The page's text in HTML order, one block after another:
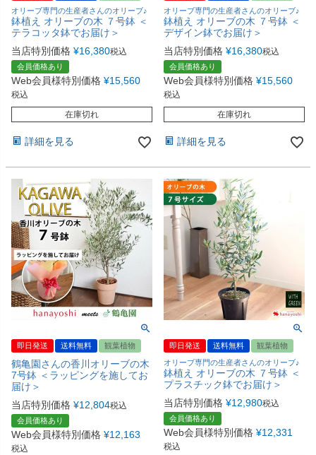
オリーブ専門の生産者さんのオリーブ♪
鉢植え オリーブの木 ７号鉢 ＜
テラコッタ鉢でお届け＞
当店特別価格 ¥16,380税込
会員価格あり
Web会員様特別価格 ¥15,560
税込
在庫切れ
詳細を見る
オリーブ専門の生産者さんのオリーブ♪
鉢植え オリーブの木 ７号鉢 ＜
デザイン鉢でお届け＞
当店特別価格 ¥16,380税込
会員価格あり
Web会員様特別価格 ¥15,560
税込
在庫切れ
詳細を見る
即日発送 送料無料 観葉植物
鶴亀園さんの香川オリーブの木
7号鉢 ＜ラッピングを施してお
届け＞
当店特別価格 ¥12,804税込
会員価格あり
Web会員様特別価格 ¥12,163
税込
即日発送 送料無料
観葉植物
オリーブ専門の生産者さんのオリーブ♪
鉢植え オリーブの木 ７号鉢 ＜
プラスチック鉢でお届け＞
当店特別価格 ¥12,980税込
会員価格あり
Web会員様特別価格 ¥12,331
税込